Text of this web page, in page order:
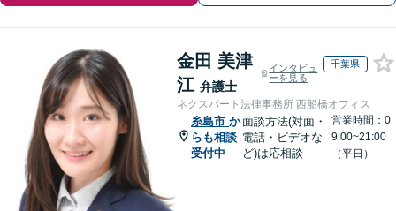
金田 美津
江 弁護士
インタビュ
ーを見る
千葉県
ネクスパート法律事務所 西船橋オフィス
糸島市 か
らも相談
受付中
面談方法(対面・
電話・ビデオな
ど)は応相談
営業時間：0
9:00~21:00
（平日）